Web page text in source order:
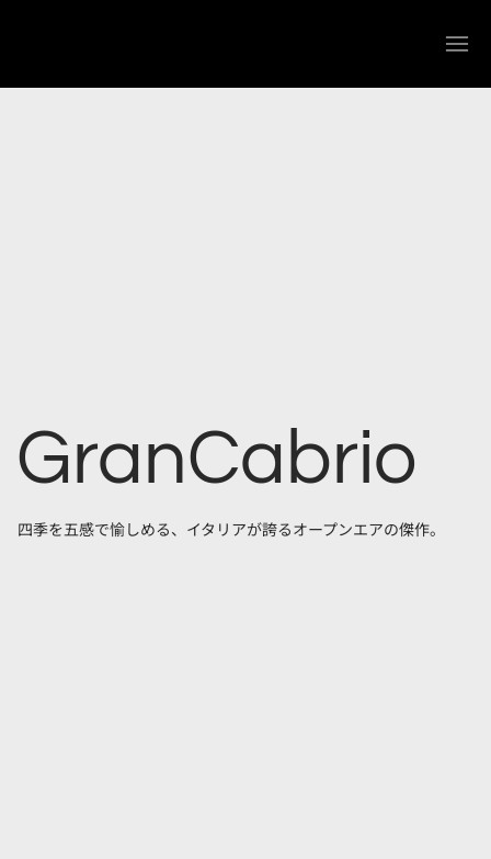
GranCabrio
四季を五感で愉しめる、イタリアが誇るオープンエアの傑作。